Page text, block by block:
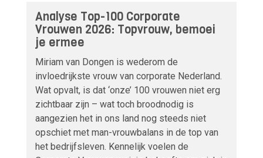
Analyse Top-100 Corporate
Vrouwen 2026: Topvrouw, bemoei
je ermee
Miriam van Dongen is wederom de
invloedrijkste vrouw van corporate Nederland.
Wat opvalt, is dat ‘onze’ 100 vrouwen niet erg
zichtbaar zijn – wat toch broodnodig is
aangezien het in ons land nog steeds niet
opschiet met man-vrouwbalans in de top van
het bedrijfsleven. Kennelijk voelen de